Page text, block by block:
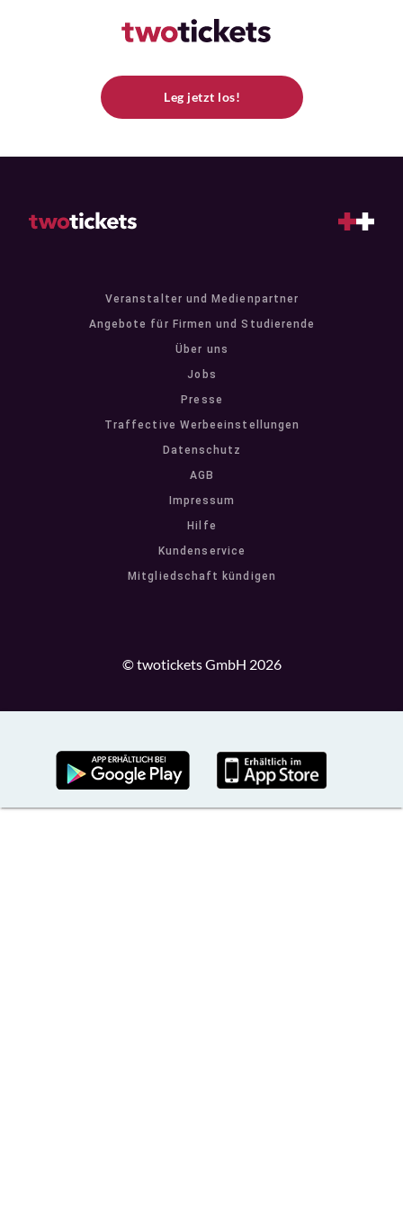
Leg jetzt los!
Veranstalter und Medienpartner
Angebote für Firmen und Studierende
Über uns
Jobs
Presse
Traffective Werbeeinstellungen
Datenschutz
AGB
Impressum
Hilfe
Kundenservice
Mitgliedschaft kündigen
© twotickets GmbH 2026